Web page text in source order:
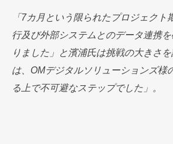
「7カ月という限られたプロジェクト
行及び外部システムとのデータ連携
りました」と濱浦氏は挑戦の大きさ
は、OMデジタルソリューションズ様
る上で不可避なステップでした」。